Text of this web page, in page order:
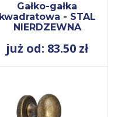
Gałko-gałka
kwadratowa - STAL
NIERDZEWNA
już od: 83.50 zł